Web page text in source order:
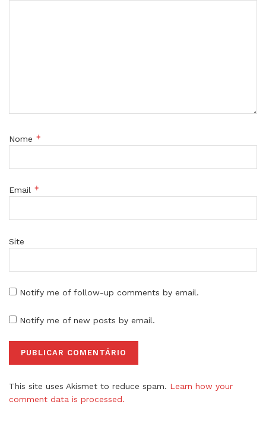
Nome *
Email *
Site
Notify me of follow-up comments by email.
Notify me of new posts by email.
This site uses Akismet to reduce spam. Learn how your
comment data is processed.